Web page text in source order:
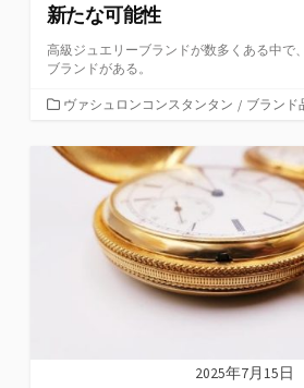
新たな可能性
高級ジュエリーブランドが数多くある中で
ブランドがある。
カ
ゴ
リ
ヴァシュロンコンスタンタン / ブランド
2025年7月15日